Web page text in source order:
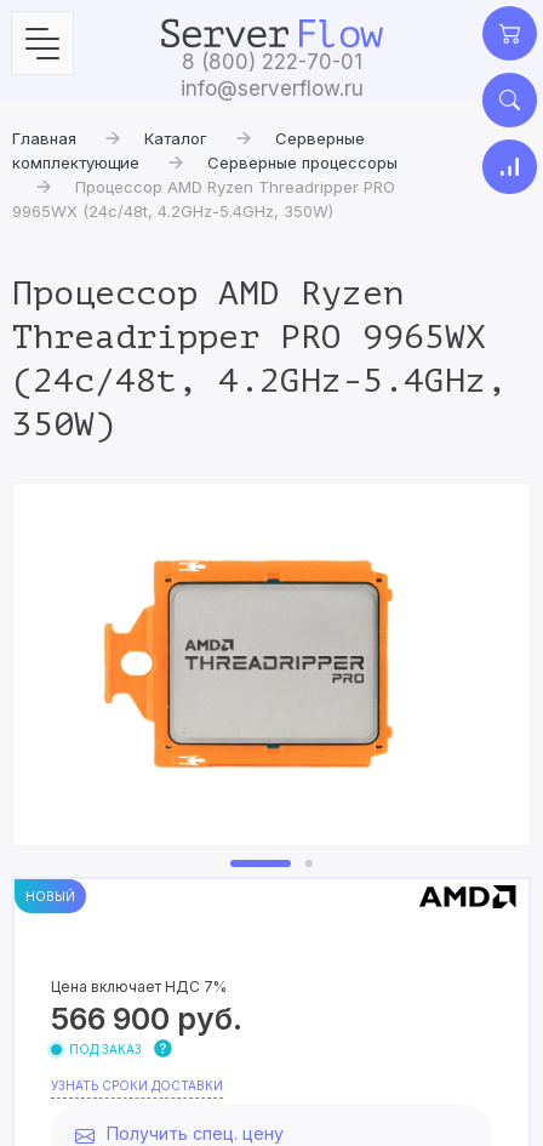
8 (800) 222-70-01
info@serverflow.ru
Главная Каталог
Серверные
комплектующие
Серверные процессоры
Процессор AMD Ryzen Threadripper PRO
9965WX (24c/48t, 4.2GHz-5.4GHz, 350W)
Процессор AMD Ryzen
Threadripper PRO 9965WX
(24c/48t, 4.2GHz-5.4GHz,
350W)
НОВЫЙ
Цена включает НДС 7%
566 900 руб.
ПОД ЗАКАЗ
УЗНАТЬ СРОКИ ДОСТАВКИ
Получить спец. цену